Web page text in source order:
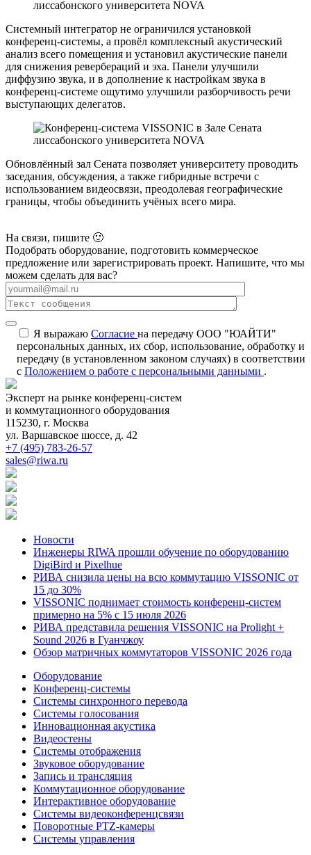
Системный интегратор не ограничился установкой
конференц-системы, а провёл комплексный акустический
анализ всего помещения и установил акустические панели
для снижения ревербераций и эха. Панели улучшили
диффузию звука, и в дополнение к настройкам звука в
конференц-системе ощутимо улучшили разборчивость речи
выступающих делегатов.
Обновлённый зал Сената позволяет университету проводить
заседания, обсуждения, а также гибридные встречи с
использованием видеосвязи, преодолевая географические
границы, чтобы объединить учёных всего мира.
На связи, пишите 🙂
Подобрать оборудование, подготовить коммерческое
предложение или зарегистрировать проект. Напишите, что мы
можем сделать для вас?
Я выражаю Согласие на передачу ООО "ЮАЙТИ"
персональных данных, их сбор, использование, обработку и
передачу (в установленном законом случаях) в соответствии
с Положением о работе с персональными данными .
Эксперт на рынке конференц-систем
и коммутационного оборудования
115230, г. Москва
ул. Варшавское шоссе, д. 42
+7 (495) 783-26-57
sales@riwa.ru
Новости
Инженеры RIWA прошли обучение по оборудованию
DigiBird и Pixelhue
РИВА снизила цены на всю коммутацию VISSONIC от
15 до 30%
VISSONIC поднимает стоимость конференц-систем
примерно на 5% с 15 июля 2026
РИВА представила решения VISSONIC на Prolight +
Sound 2026 в Гуанчжоу
Обзор матричных коммутаторов VISSONIC 2026 года
Оборудование
Конференц-системы
Системы синхронного перевода
Системы голосования
Инновационная акустика
Видеостены
Системы отображения
Звуковое оборудование
Запись и трансляция
Коммутационное оборудование
Интерактивное оборудование
Системы видеоконференцсвязи
Поворотные PTZ-камеры
Системы управления